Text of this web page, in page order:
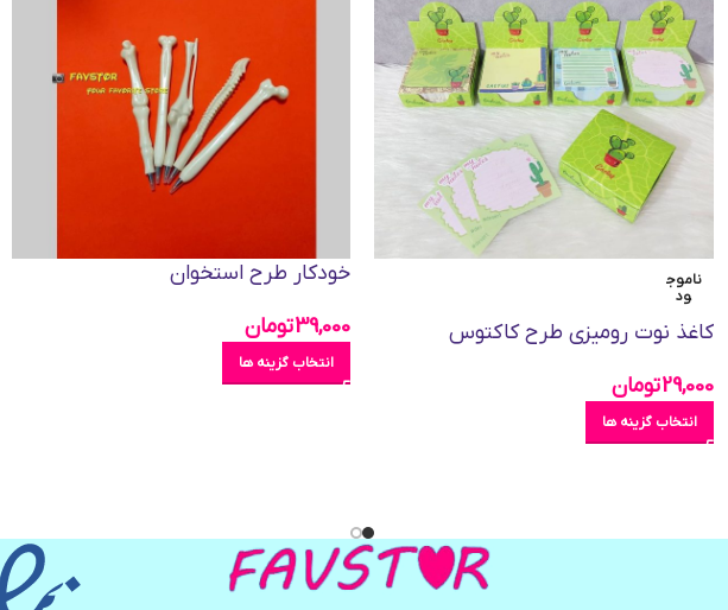
ناموج
ود
کاغذ نوت رومیزی طرح کاکتوس
29,000تومان
انتخاب گزینه ها
خودکار طرح استخوان
39,000تومان
انتخاب گزینه ها